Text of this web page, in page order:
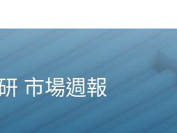
市場週報